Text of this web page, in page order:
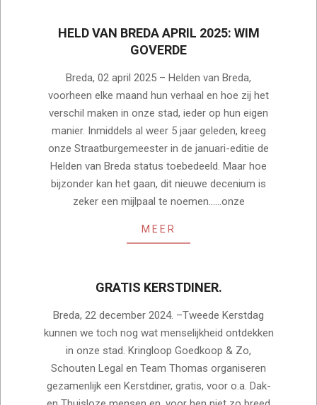
HELD VAN BREDA APRIL 2025: WIM
GOVERDE
02
Breda, 02 april 2025 – Helden van Breda,
voorheen elke maand hun verhaal en hoe zij het
verschil maken in onze stad, ieder op hun eigen
manier. Inmiddels al weer 5 jaar geleden, kreeg
onze Straatburgemeester in de januari-editie de
Helden van Breda status toebedeeld. Maar hoe
bijzonder kan het gaan, dit nieuwe decenium is
zeker een mijlpaal te noemen……onze
MEER
GRATIS KERSTDINER.
12-
22
Breda, 22 december 2024. –Tweede Kerstdag
kunnen we toch nog wat menselijkheid ontdekken
in onze stad. Kringloop Goedkoop & Zo,
Schouten Legal en Team Thomas organiseren
gezamenlijk een Kerstdiner, gratis, voor o.a. Dak-